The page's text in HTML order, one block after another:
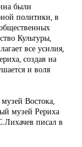
были
политики, в
Культуры,
все усилия,
создав на
и воля
Востока,
музей Рериха
писал в